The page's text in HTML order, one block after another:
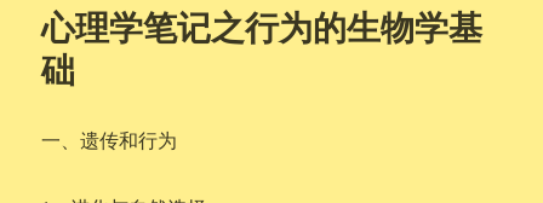
心理学笔记之行为的生物学基
础
一、遗传和行为